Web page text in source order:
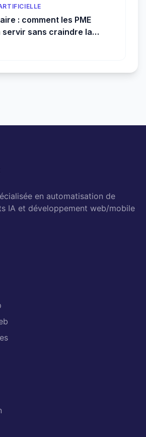
: comment les PME
servir sans craindre la
en automatisation de
IA et développement web/mobile